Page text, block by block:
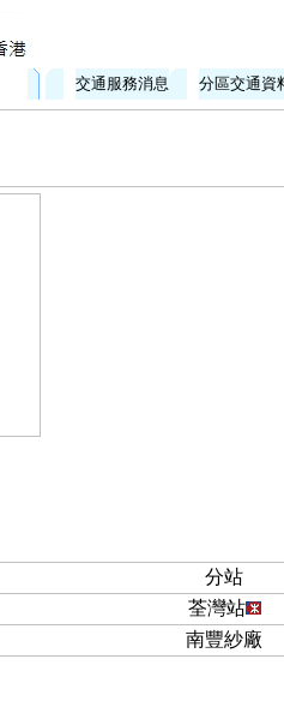
交通服務消息 分區交通資
分站
荃灣站
南豐紗廠